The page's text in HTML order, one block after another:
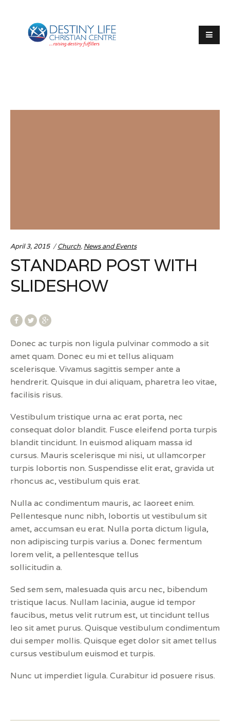
April 3, 2015 Categories:
Church, News and Events
STANDARD POST WITH
SLIDESHOW
Donec ac turpis non ligula pulvinar commodo a sit
amet quam. Donec eu mi et tellus aliquam
scelerisque. Vivamus sagittis semper ante a
hendrerit. Quisque in dui aliquam, pharetra leo vitae,
facilisis risus.
Vestibulum tristique urna ac erat porta, nec
consequat dolor blandit. Fusce eleifend porta turpis
blandit tincidunt. In euismod aliquam massa id
cursus. Mauris scelerisque mi nisi, ut ullamcorper
turpis lobortis non. Suspendisse elit erat, gravida ut
rhoncus ac, vestibulum quis erat.
Nulla ac condimentum mauris, ac laoreet enim.
Pellentesque nunc nibh, lobortis ut vestibulum sit
amet, accumsan eu erat. Nulla porta dictum ligula,
non adipiscing turpis varius a. Donec fermentum
lorem velit, a pellentesque tellus
sollicitudin a.
Sed sem sem, malesuada quis arcu nec, bibendum
tristique lacus. Nullam lacinia, augue id tempor
faucibus, metus velit rutrum est, ut tincidunt tellus
leo sit amet purus. Quisque vestibulum condimentum
dui semper mollis. Quisque eget dolor sit amet tellus
cursus vestibulum euismod et turpis.
Nunc ut imperdiet ligula. Curabitur id posuere risus.